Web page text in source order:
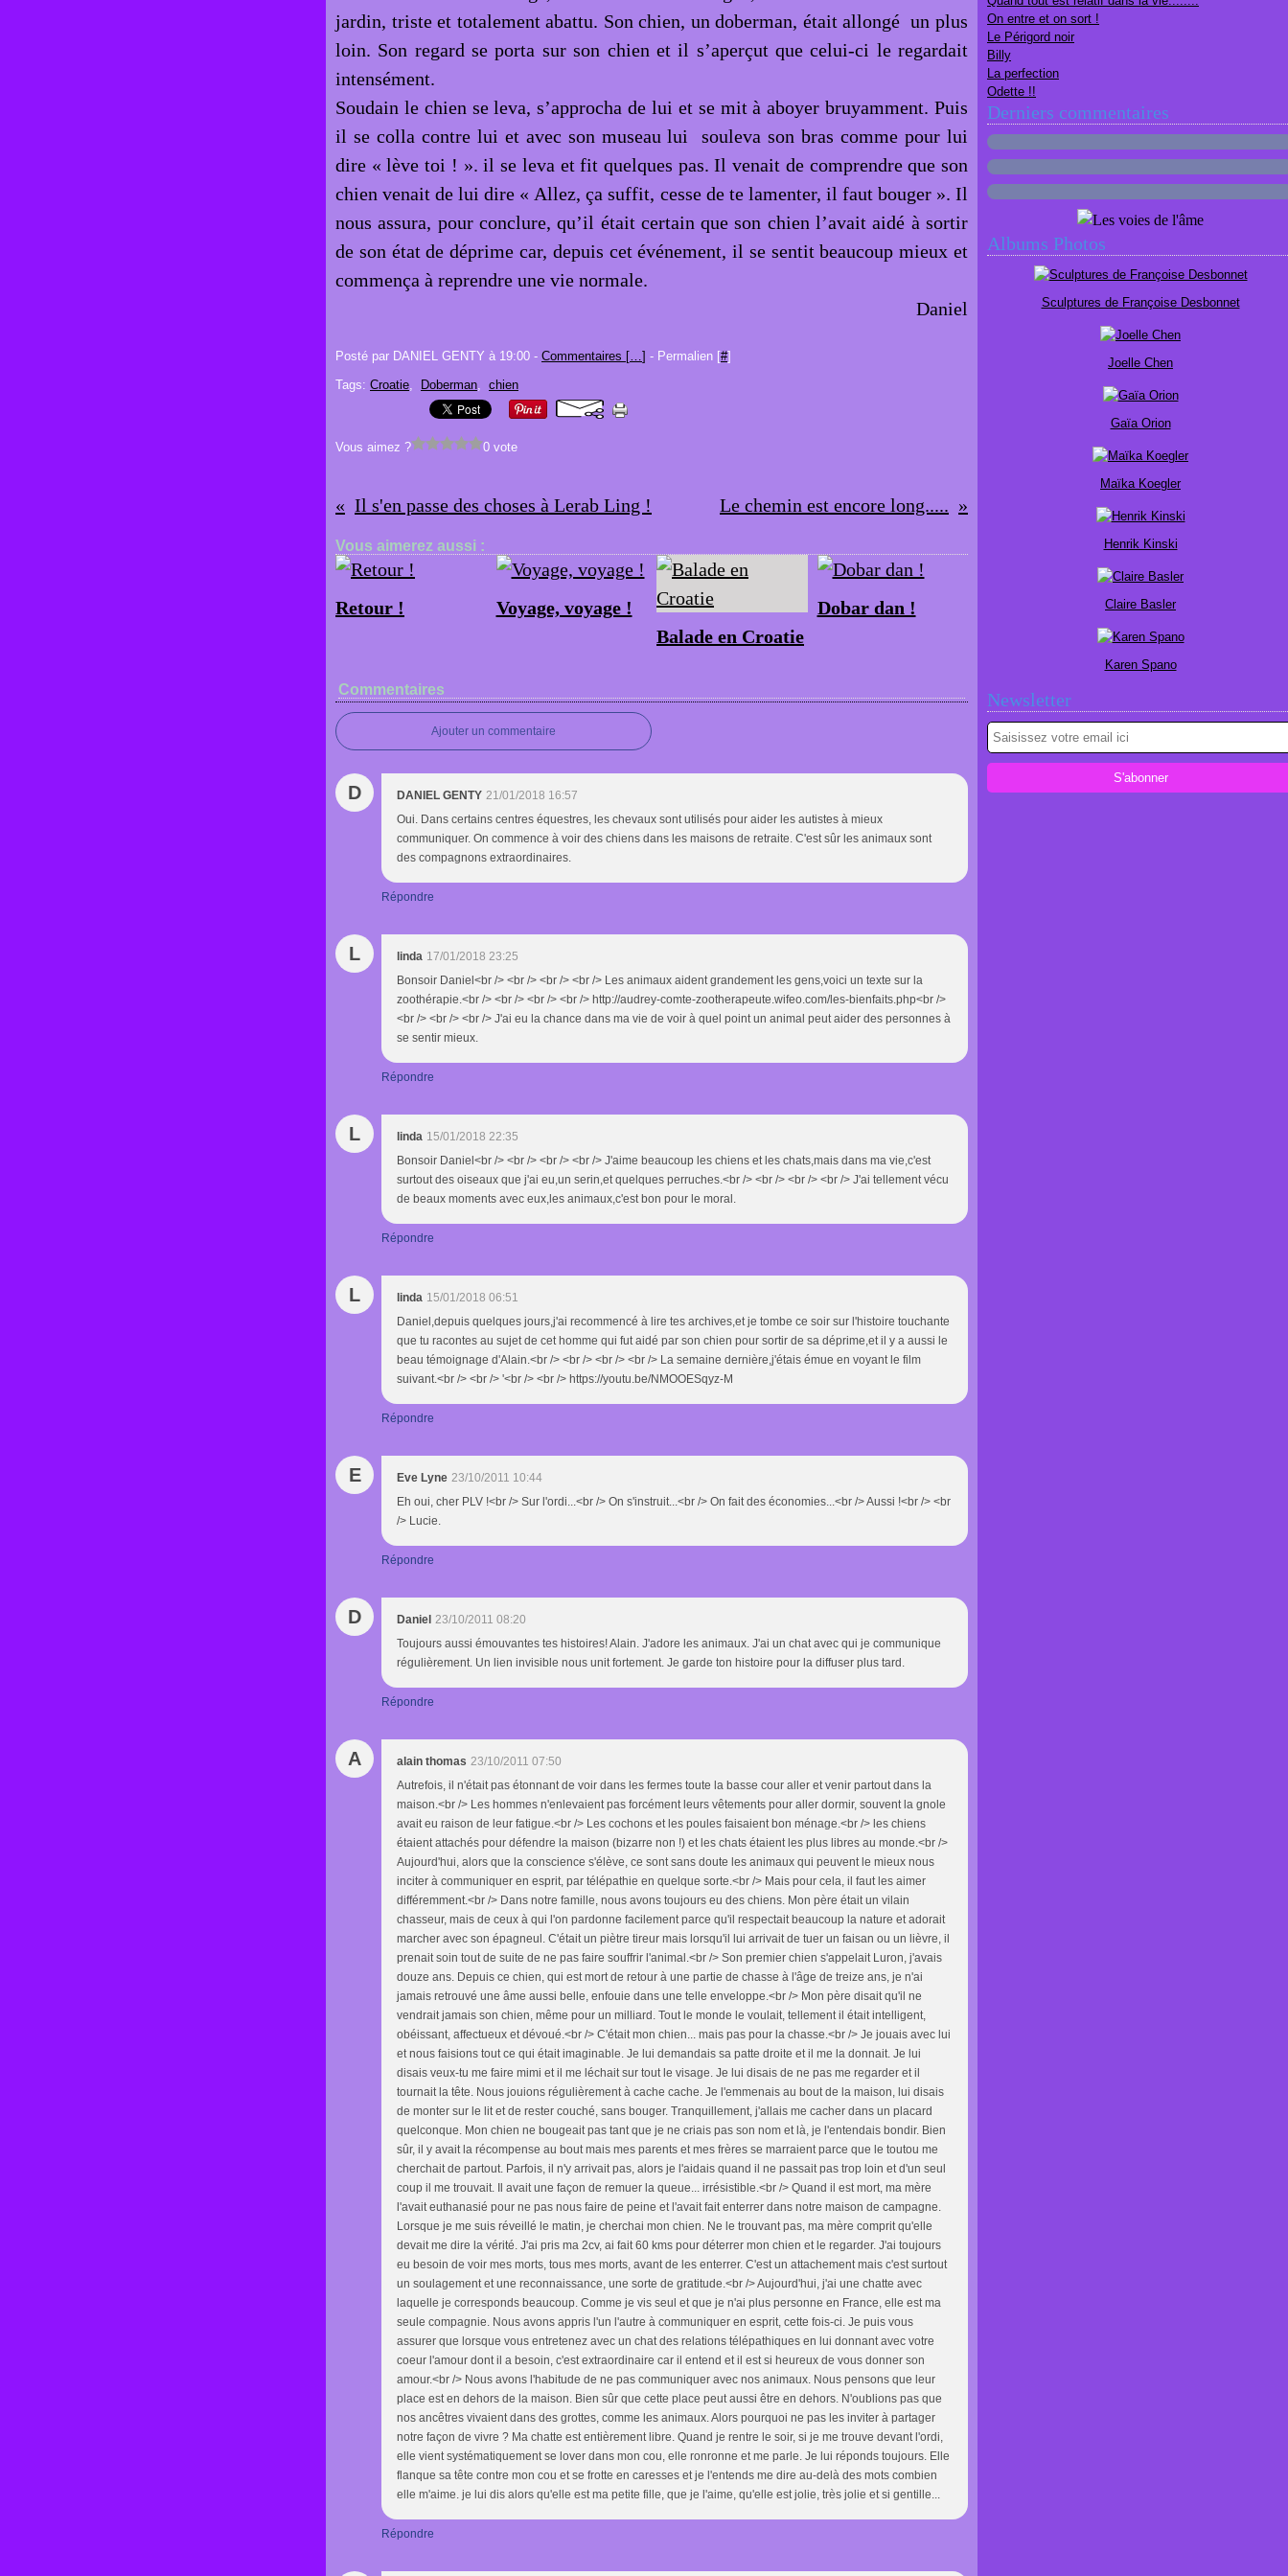
jardin, triste et totalement abattu. Son chien, un doberman, était allongé un plus
loin. Son regard se porta sur son chien et il s’aperçut que celui-ci le regardait
intensément.
Soudain le chien se leva, s’approcha de lui et se mit à aboyer bruyamment. Puis
il se colla contre lui et avec son museau lui souleva son bras comme pour lui
dire « lève toi ! ». il se leva et fit quelques pas. Il venait de comprendre que son
chien venait de lui dire « Allez, ça suffit, cesse de te lamenter, il faut bouger ». Il
nous assura, pour conclure, qu’il était certain que son chien l’avait aidé à sortir
de son état de déprime car, depuis cet événement, il se sentit beaucoup mieux et
commença à reprendre une vie normale.
Daniel
Posté par DANIEL GENTY à 19:00 - Commentaires […] - Permalien [#]
Tags: Croatie, Doberman, chien
Vous aimez ? 0 vote
Il s'en passe des choses à Lerab Ling ! Le chemin est encore long.....
Vous aimerez aussi :
Retour !
Voyage, voyage !
Balade en Croatie
Dobar dan !
Commentaires
Ajouter un commentaire
D DANIEL GENTY 21/01/2018 16:57
Oui. Dans certains centres équestres, les chevaux sont utilisés pour aider les autistes à mieux
communiquer. On commence à voir des chiens dans les maisons de retraite. C'est sûr les animaux sont
des compagnons extraordinaires.
Répondre
L linda 17/01/2018 23:25
Bonsoir Daniel<br /> <br /> <br /> <br /> Les animaux aident grandement les gens,voici un texte sur la
zoothérapie.<br /> <br /> <br /> <br /> http://audrey-comte-zootherapeute.wifeo.com/les-bienfaits.php<br />
<br /> <br /> <br /> J'ai eu la chance dans ma vie de voir à quel point un animal peut aider des personnes à
se sentir mieux.
Répondre
L linda 15/01/2018 22:35
Bonsoir Daniel<br /> <br /> <br /> <br /> J'aime beaucoup les chiens et les chats,mais dans ma vie,c'est
surtout des oiseaux que j'ai eu,un serin,et quelques perruches.<br /> <br /> <br /> <br /> J'ai tellement vécu
de beaux moments avec eux,les animaux,c'est bon pour le moral.
Répondre
L linda 15/01/2018 06:51
Daniel,depuis quelques jours,j'ai recommencé à lire tes archives,et je tombe ce soir sur l'histoire touchante
que tu racontes au sujet de cet homme qui fut aidé par son chien pour sortir de sa déprime,et il y a aussi le
beau témoignage d'Alain.<br /> <br /> <br /> <br /> La semaine dernière,j'étais émue en voyant le film
suivant.<br /> <br /> '<br /> <br /> https://youtu.be/NMOOESqyz-M
Répondre
E Eve Lyne 23/10/2011 10:44
Eh oui, cher PLV !<br /> Sur l'ordi...<br /> On s'instruit...<br /> On fait des économies...<br /> Aussi !<br /> <br
/> Lucie.
Répondre
D Daniel 23/10/2011 08:20
Toujours aussi émouvantes tes histoires! Alain. J'adore les animaux. J'ai un chat avec qui je communique
régulièrement. Un lien invisible nous unit fortement. Je garde ton histoire pour la diffuser plus tard.
Répondre
A alain thomas 23/10/2011 07:50
Autrefois, il n'était pas étonnant de voir dans les fermes toute la basse cour aller et venir partout dans la
maison.<br /> Les hommes n'enlevaient pas forcément leurs vêtements pour aller dormir, souvent la gnole
avait eu raison de leur fatigue.<br /> Les cochons et les poules faisaient bon ménage.<br /> les chiens
étaient attachés pour défendre la maison (bizarre non !) et les chats étaient les plus libres au monde.<br />
Aujourd'hui, alors que la conscience s'élève, ce sont sans doute les animaux qui peuvent le mieux nous
inciter à communiquer en esprit, par télépathie en quelque sorte.<br /> Mais pour cela, il faut les aimer
différemment.<br /> Dans notre famille, nous avons toujours eu des chiens. Mon père était un vilain
chasseur, mais de ceux à qui l'on pardonne facilement parce qu'il respectait beaucoup la nature et adorait
marcher avec son épagneul. C'était un piètre tireur mais lorsqu'il lui arrivait de tuer un faisan ou un lièvre, il
prenait soin tout de suite de ne pas faire souffrir l'animal.<br /> Son premier chien s'appelait Luron, j'avais
douze ans. Depuis ce chien, qui est mort de retour à une partie de chasse à l'âge de treize ans, je n'ai
jamais retrouvé une âme aussi belle, enfouie dans une telle enveloppe.<br /> Mon père disait qu'il ne
vendrait jamais son chien, même pour un milliard. Tout le monde le voulait, tellement il était intelligent,
obéissant, affectueux et dévoué.<br /> C'était mon chien... mais pas pour la chasse.<br /> Je jouais avec lui
et nous faisions tout ce qui était imaginable. Je lui demandais sa patte droite et il me la donnait. Je lui
disais veux-tu me faire mimi et il me léchait sur tout le visage. Je lui disais de ne pas me regarder et il
tournait la tête. Nous jouions régulièrement à cache cache. Je l'emmenais au bout de la maison, lui disais
de monter sur le lit et de rester couché, sans bouger. Tranquillement, j'allais me cacher dans un placard
quelconque. Mon chien ne bougeait pas tant que je ne criais pas son nom et là, je l'entendais bondir. Bien
sûr, il y avait la récompense au bout mais mes parents et mes frères se marraient parce que le toutou me
cherchait de partout. Parfois, il n'y arrivait pas, alors je l'aidais quand il ne passait pas trop loin et d'un seul
coup il me trouvait. Il avait une façon de remuer la queue... irrésistible.<br /> Quand il est mort, ma mère
l'avait euthanasié pour ne pas nous faire de peine et l'avait fait enterrer dans notre maison de campagne.
Lorsque je me suis réveillé le matin, je cherchai mon chien. Ne le trouvant pas, ma mère comprit qu'elle
devait me dire la vérité. J'ai pris ma 2cv, ai fait 60 kms pour déterrer mon chien et le regarder. J'ai toujours
eu besoin de voir mes morts, tous mes morts, avant de les enterrer. C'est un attachement mais c'est surtout
un soulagement et une reconnaissance, une sorte de gratitude.<br /> Aujourd'hui, j'ai une chatte avec
laquelle je corresponds beaucoup. Comme je vis seul et que je n'ai plus personne en France, elle est ma
seule compagnie. Nous avons appris l'un l'autre à communiquer en esprit, cette fois-ci. Je puis vous
assurer que lorsque vous entretenez avec un chat des relations télépathiques en lui donnant avec votre
coeur l'amour dont il a besoin, c'est extraordinaire car il entend et il est si heureux de vous donner son
amour.<br /> Nous avons l'habitude de ne pas communiquer avec nos animaux. Nous pensons que leur
place est en dehors de la maison. Bien sûr que cette place peut aussi être en dehors. N'oublions pas que
nos ancêtres vivaient dans des grottes, comme les animaux. Alors pourquoi ne pas les inviter à partager
notre façon de vivre ? Ma chatte est entièrement libre. Quand je rentre le soir, si je me trouve devant l'ordi,
elle vient systématiquement se lover dans mon cou, elle ronronne et me parle. Je lui réponds toujours. Elle
flanque sa tête contre mon cou et se frotte en caresses et je l'entends me dire au-delà des mots combien
elle m'aime. je lui dis alors qu'elle est ma petite fille, que je l'aime, qu'elle est jolie, très jolie et si gentille...
Répondre
On entre et on sort !
Le Périgord noir
Billy
La perfection
Odette !!
Derniers commentaires
Albums Photos
Sculptures de Françoise Desbonnet
Joelle Chen
Gaïa Orion
Maïka Koegler
Henrik Kinski
Claire Basler
Karen Spano
Newsletter